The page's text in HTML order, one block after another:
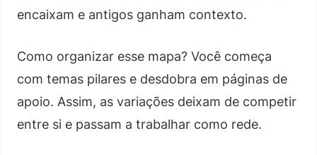
encaixam e antigos ganham contexto.
Como organizar esse mapa? Você começa
com temas pilares e desdobra em páginas de
apoio. Assim, as variações deixam de competir
entre si e passam a trabalhar como rede.